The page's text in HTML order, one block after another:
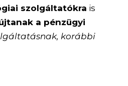
szolgáltatókra is
a pénzügyi
korábbi